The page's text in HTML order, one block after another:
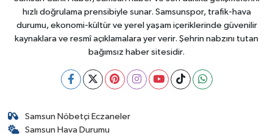
hızlı doğrulama prensibiyle sunar. Samsunspor, trafik-hava
durumu, ekonomi-kültür ve yerel yaşam içeriklerinde güvenilir
kaynaklara ve resmî açıklamalara yer verir. Şehrin nabzını tutan
bağımsız haber sitesidir.
Samsun Nöbetçi Eczaneler
Samsun Hava Durumu